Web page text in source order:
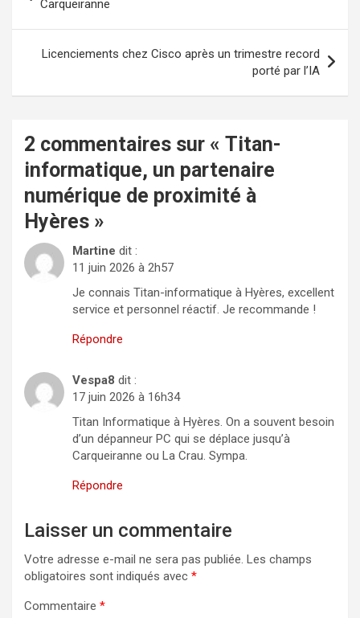
l’article
Carqueiranne
Licenciements chez Cisco après un trimestre record
porté par l’IA
2 commentaires sur « Titan-
informatique, un partenaire
numérique de proximité à
Hyères »
Martine dit :
11 juin 2026 à 2h57
Je connais Titan-informatique à Hyères, excellent
service et personnel réactif. Je recommande !
Répondre
Vespa8 dit :
17 juin 2026 à 16h34
Titan Informatique à Hyères. On a souvent besoin
d’un dépanneur PC qui se déplace jusqu’à
Carqueiranne ou La Crau. Sympa.
Répondre
Laisser un commentaire
Votre adresse e-mail ne sera pas publiée. Les champs
obligatoires sont indiqués avec *
Commentaire *